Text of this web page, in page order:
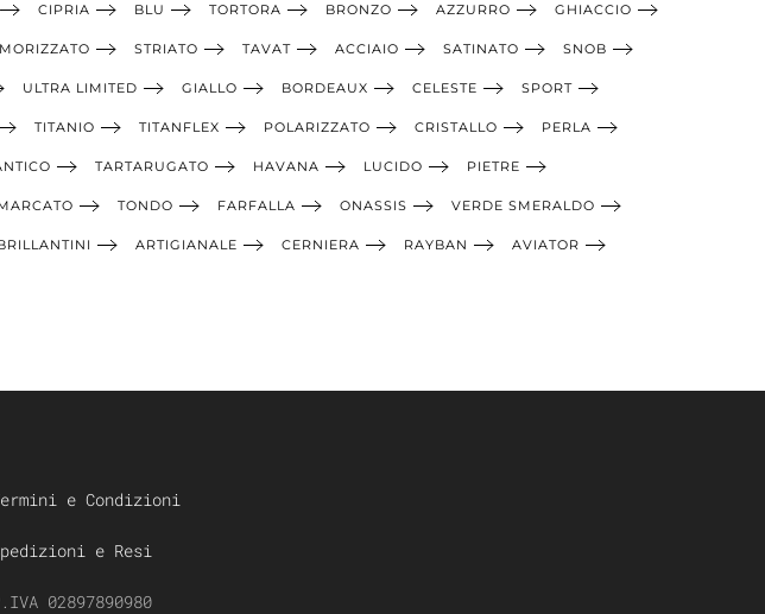
CIPRIA BLU TORTORA BRONZO AZZURRO GHIACCIO
STRIATO TAVAT ACCIAIO SATINATO SNOB
ULTRA LIMITED GIALLO BORDEAUX CELESTE SPORT
TITANIO TITANFLEX POLARIZZATO CRISTALLO PERLA
TARTARUGATO HAVANA LUCIDO PIETRE
TONDO FARFALLA ONASSIS VERDE SMERALDO
ARTIGIANALE CERNIERA RAYBAN AVIATOR
e Condizioni
e Resi
02897890980